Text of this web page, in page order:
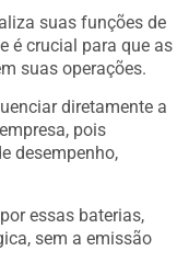
suas funções de
é crucial para que as
suas operações.
diretamente a
pois
desempenho,
essas baterias,
sem a emissão